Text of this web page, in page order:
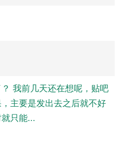
贴吧
主要是发出去之后就不好
只能...